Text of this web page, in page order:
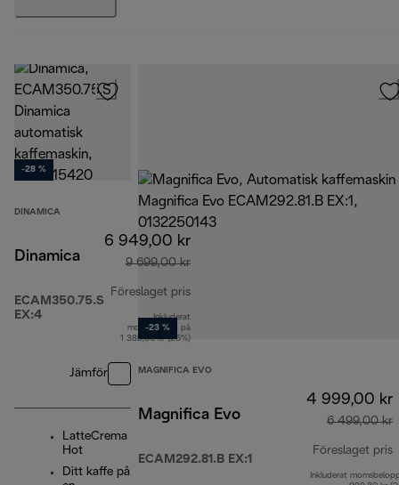
-28 %
DINAMICA
Dinamica
ECAM350.75.S
EX:4
6 949,00 kr
9 699,00 kr
Föreslaget pris
Inkluderat
momsbelopp på
1 389,80 kr (25%)
Jämför
LatteCrema
Hot
Ditt kaffe på
-23 %
MAGNIFICA EVO
Magnifica Evo
ECAM292.81.B EX:1
4 999,00 kr
6 499,00 kr
Föreslaget pris
Inkluderat